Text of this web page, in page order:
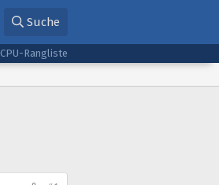
Suche
CPU-Rangliste